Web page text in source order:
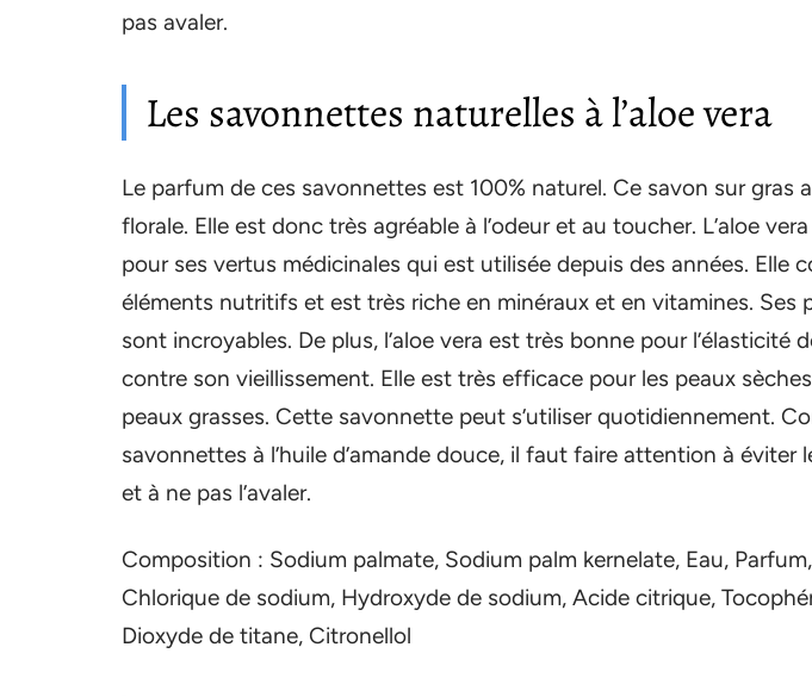
pas avaler.
Les savonnettes naturelles à l’aloe vera
Le parfum de ces savonnettes est 100% naturel. Ce savon sur gras
florale. Elle est donc très agréable à l’odeur et au toucher. L’aloe
pour ses vertus médicinales qui est utilisée depuis des années. Elle
éléments nutritifs et est très riche en minéraux et en vitamines. Ses
sont incroyables. De plus, l’aloe vera est très bonne pour l’élasticité
contre son vieillissement. Elle est très efficace pour les peaux
peaux grasses. Cette savonnette peut s’utiliser quotidiennement.
savonnettes à l’huile d’amande douce, il faut faire attention à éviter
et à ne pas l’avaler.
Composition : Sodium palmate, Sodium palm kernelate, Eau,
Chlorique de sodium, Hydroxyde de sodium, Acide citrique,
Dioxyde de titane, Citronellol